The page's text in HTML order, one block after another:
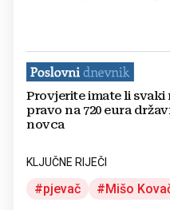
Provjerite imate li svaki
pravo na 720 eura
novca
KLJUČNE RIJEČI
pjevač Mišo